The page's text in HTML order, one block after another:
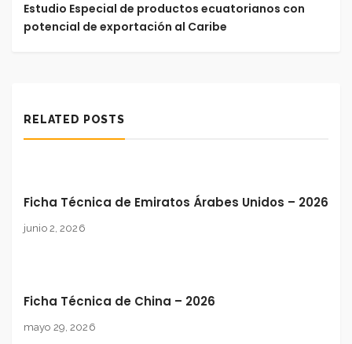
Estudio Especial de productos ecuatorianos con
potencial de exportación al Caribe
RELATED POSTS
Ficha Técnica de Emiratos Árabes Unidos – 2026
junio 2, 2026
Ficha Técnica de China – 2026
mayo 29, 2026